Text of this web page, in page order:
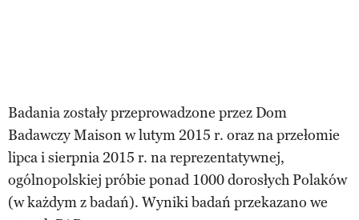
Badania zostały przeprowadzone przez Dom
Badawczy Maison w lutym 2015 r. oraz na przełomie
lipca i sierpnia 2015 r. na reprezentatywnej,
ogólnopolskiej próbie ponad 1000 dorosłych Polaków
(w każdym z badań). Wyniki badań przekazano we